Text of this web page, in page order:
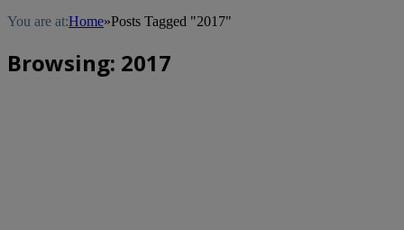
You are at:Home»Posts Tagged "2017"
Browsing: 2017